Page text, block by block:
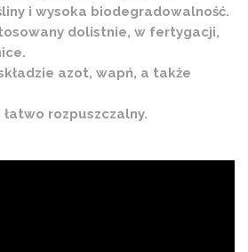
i wysoka biodegradowalność.
dolistnie, w fertygacji,
azot, wapń, a także
łatwo rozpuszczalny.